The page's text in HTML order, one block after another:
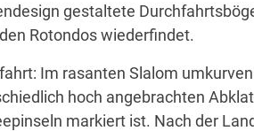
gestaltete
Rotondos wiederfindet.
Im rasanten Slalom
hoch angebrachten
markiert ist. Nach der